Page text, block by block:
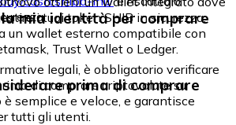
i tuoi token SHIB in sicurezza.
un wallet esterno compatibile con
Trust Wallet o Ledger.
mia identità per comprare
legali, è obbligatorio verificare
di comprare criptovalute su
semplice e veloce, e garantisce
tutti gli utenti.
prima di comprare